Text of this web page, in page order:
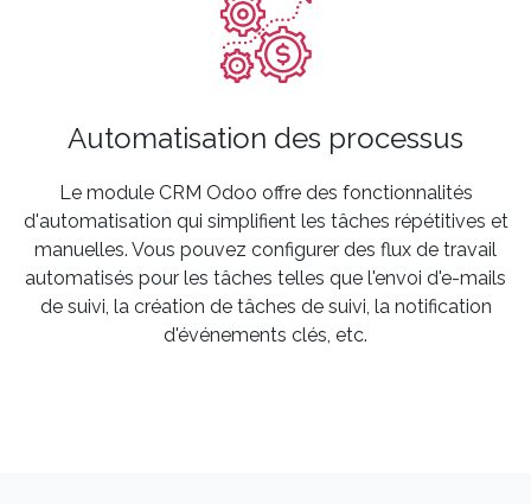
Automatisation des processus
Le module CRM Odoo offre des fonctionnalités
d'automatisation qui simplifient les tâches répétitives et
manuelles. Vous pouvez configurer des flux de travail
automatisés pour les tâches telles que l'envoi d'e-mails
de suivi, la création de tâches de suivi, la notification
d'événements clés, etc.